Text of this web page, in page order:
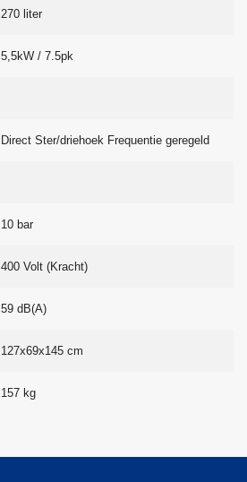
270 liter
5,5kW / 7.5pk
Direct Ster/driehoek Frequentie geregeld
10 bar
400 Volt (Kracht)
59 dB(A)
127x69x145 cm
157 kg